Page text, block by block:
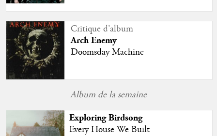
Critique d'album
Arch Enemy
Doomsday Machine
Album de la semaine
Exploring Birdsong
Every House We Built